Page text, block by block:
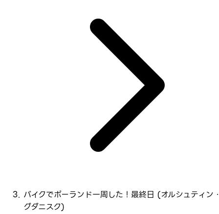
バイクでポーランド一周した！最終日 (オルシュティン
グダニスク)